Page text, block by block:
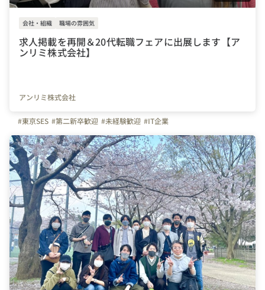
会社・組織 職場の雰囲気
求人掲載を再開＆20代転職フェアに出展します【ア
ンリミ株式会社】
アンリミ株式会社
#東京SES #第二新卒歓迎 #未経験歓迎 #IT企業